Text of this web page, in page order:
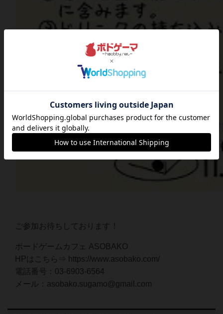
ご参加お待ちしております！
ボードゲームカフェ ASOBAKO
HPはこちら⇒ https://www.asobako.com/
電話番号：03-6903-6564
メール：asobako.sugamo@gmail.com